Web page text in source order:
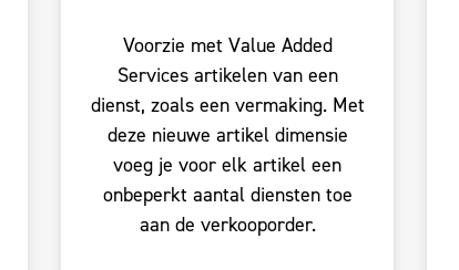
Voorzie met Value Added
Services artikelen van een
dienst, zoals een vermaking. Met
deze nieuwe artikel dimensie
voeg je voor elk artikel een
onbeperkt aantal diensten toe
aan de verkooporder.